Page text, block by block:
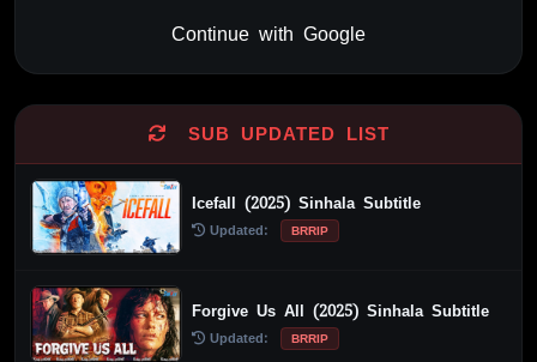
Continue with Google
SUB UPDATED LIST
Icefall (2025) Sinhala Subtitle
Updated: BRRIP
Forgive Us All (2025) Sinhala Subtitle
Updated: BRRIP